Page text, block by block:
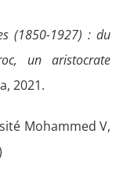
(1850-1927) : du
un aristocrate
2021.
Mohammed V,